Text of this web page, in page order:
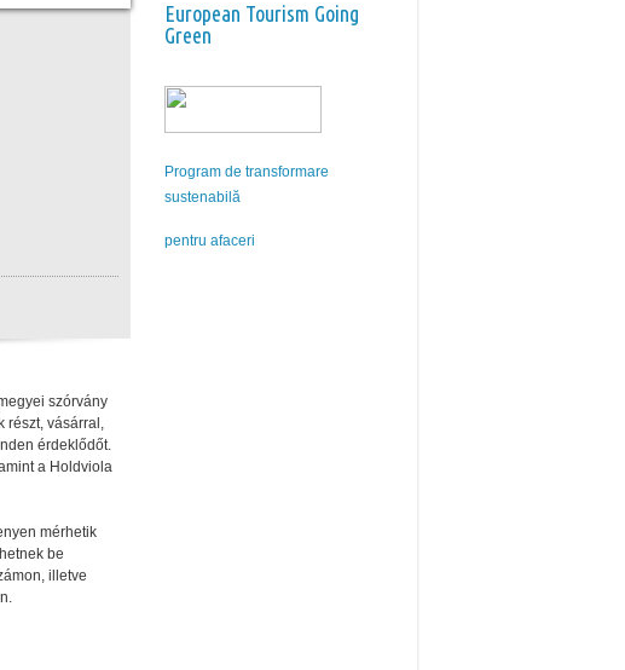
szórvány
részt, vásárral,
érdeklődőt.
a Holdviola
mérhetik
be
illetve
European Tourism Going
Green
Program de transformare
sustenabilă
pentru afaceri